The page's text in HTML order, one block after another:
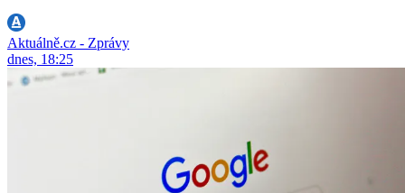
Aktuálně.cz - Zprávy
dnes, 18:25